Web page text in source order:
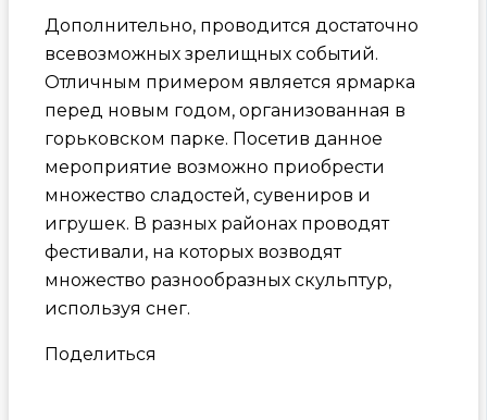
Дополнительно, проводится достаточно
всевозможных зрелищных событий.
Отличным примером является ярмарка
перед новым годом, организованная в
горьковском парке. Посетив данное
мероприятие возможно приобрести
множество сладостей, сувениров и
игрушек. В разных районах проводят
фестивали, на которых возводят
множество разнообразных скульптур,
используя снег.
Поделиться